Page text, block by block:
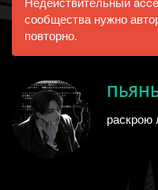
сообщества нужно
повторно.
раскрою